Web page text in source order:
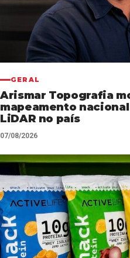
GERAL
Arismar Topografia
mapeamento
LiDAR no país
07/08/2026